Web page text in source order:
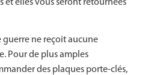
et elles vous seront retournées
guerre ne reçoit aucune
Pour de plus amples
des plaques porte-clés,